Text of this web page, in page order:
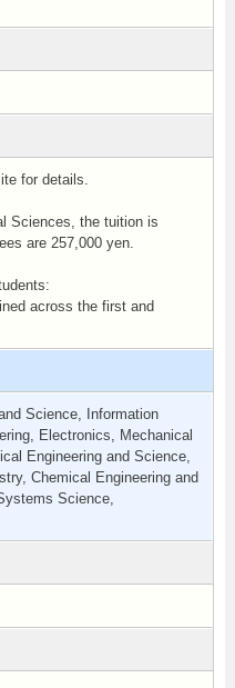
for details.
Sciences, the tuition is
are 257,000 yen.
across the first and
Science, Information
Electronics, Mechanical
Engineering and Science,
Chemical Engineering and
Science,